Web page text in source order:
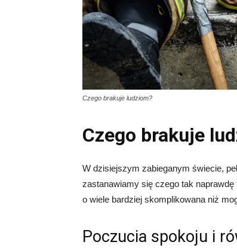
Czego brakuje ludziom?
Czego brakuje
W dzisiejszym zabieganym świecie,
zastanawiamy się czego tak
o wiele bardziej skomplikowana niż
Poczucia spokoju i